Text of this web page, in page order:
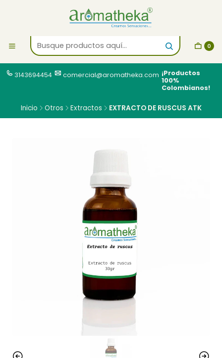
0
3143694454 comercial@aromatheka.com ¡Productos
100%
Colombianos!
Inicio Otros Extractos EXTRACTO DE RUSCUS ATK